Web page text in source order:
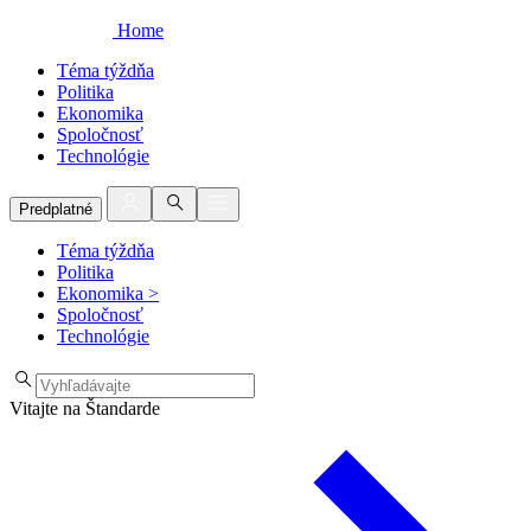
Home
Téma týždňa
Politika
Ekonomika
Spoločnosť
Technológie
Predplatné
Téma týždňa
Politika
Ekonomika >
Spoločnosť
Technológie
Vitajte na Štandarde